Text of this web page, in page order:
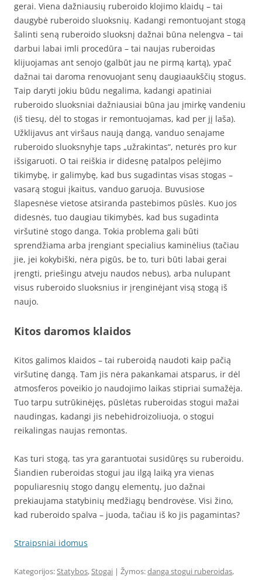
gerai. Viena dažniausių ruberoido klojimo klaidų – tai
daugybė ruberoido sluoksnių. Kadangi remontuojant stogą
šalinti seną ruberoido sluoksnį dažnai būna nelengva – tai
darbui labai imli procedūra – tai naujas ruberoidas
klijuojamas ant senojo (galbūt jau ne pirmą kartą), ypač
dažnai tai daroma renovuojant senų daugiaaukščių stogus.
Taip daryti jokiu būdu negalima, kadangi apatiniai
ruberoido sluoksniai dažniausiai būna jau įmirkę vandeniu
(iš tiesų, dėl to stogas ir remontuojamas, kad per jį laša).
Užklijavus ant viršaus naują dangą, vanduo senajame
ruberoido sluoksnyhje taps „užrakintas“, neturės pro kur
išsigaruoti. O tai reiškia ir didesnę patalpos pelėjimo
tikimybę, ir galimybę, kad bus sugadintas visas stogas –
vasarą stogui įkaitus, vanduo garuoja. Buvusiose
šlapesnėse vietose atsiranda pastebimos pūslės. Kuo jos
didesnės, tuo daugiau tikimybės, kad bus sugadinta
viršutinė stogo danga. Tokia problema gali būti
sprendžiama arba įrengiant specialius kaminėlius (tačiau
jie, jei kokybiški, nėra pigūs, be to, turi būti labai gerai
įrengti, priešingu atveju naudos nebus), arba nulupant
visus ruberoido sluoksnius ir įrenginėjant visą stogą iš
naujo.
Kitos daromos klaidos
Kitos galimos klaidos – tai ruberoidą naudoti kaip pačią
viršutinę dangą. Tam jis nėra pakankamai atsparus, ir dėl
atmosferos poveikio jo naudojimo laikas stipriai sumažėja.
Tuo tarpu sutrūkinėjęs, pūslėtas ruberoidas stogui mažai
naudingas, kadangi jis nebehidroizoliuoja, o stogui
reikalingas naujas remontas.
Kas turi stogą, tas yra garantuotai susidūręs su ruberoidu.
Šiandien ruberoidas stogui jau ilgą laiką yra vienas
populiaresnių stogo dangų elementų, juo dažnai
prekiaujama statybinių medžiagų bendrovėse. Visi žino,
kad ruberoido spalva – juoda, tačiau iš ko jis pagamintas?
Straipsniai idomus
Kategorijos:Statybos,Stogai | Žymos:danga stogui ruberoidas,